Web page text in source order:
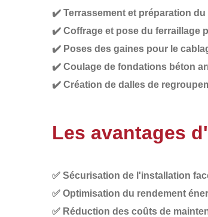
✔️ Terrassement et préparation du
✔️ Coffrage et pose du ferraillage
✔️ Poses des gaines pour le
✔️ Coulage de fondations béton
✔️ Création de dalles de
Les avantages
✅ Sécurisation de l'installation
✅ Optimisation du rendement
✅ Réduction des coûts de